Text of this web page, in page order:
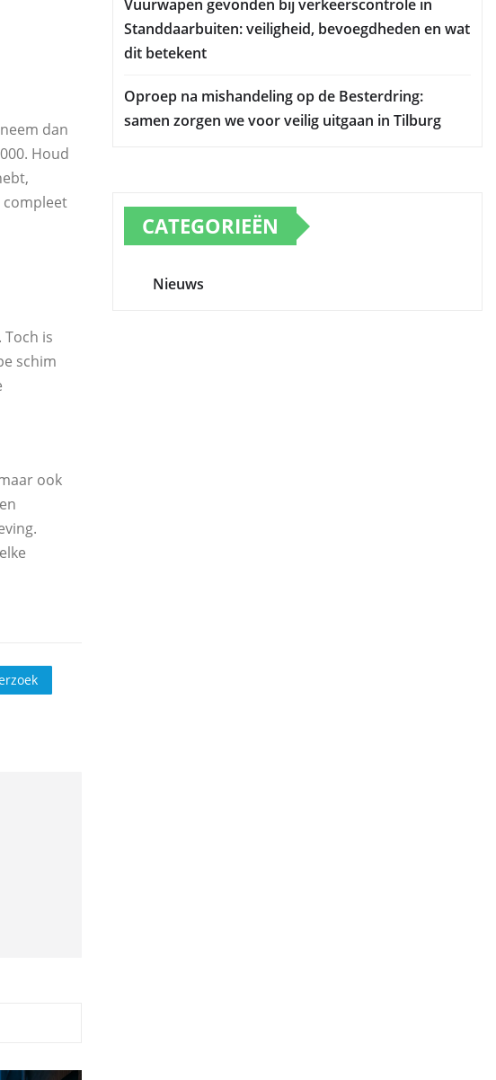
dan
Houd
compleet
is
schim
ook
Vuurwapen gevonden bij verkeerscontrole in
Standdaarbuiten: veiligheid, bevoegdheden en wat
dit betekent
Oproep na mishandeling op de Besterdring:
samen zorgen we voor veilig uitgaan in Tilburg
CATEGORIEËN
Nieuws